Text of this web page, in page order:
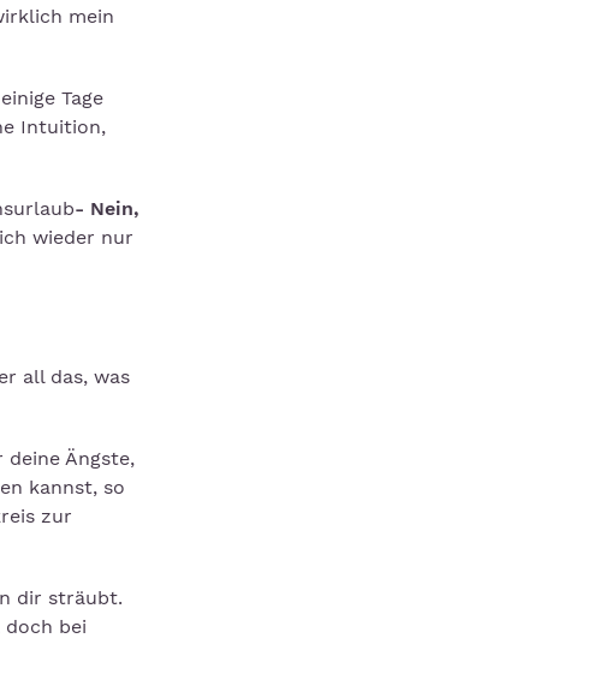
mein
Tage
Intuition,
- Nein,
wieder nur
all das, was
Ängste,
kannst, so
zur
dir sträubt.
doch bei